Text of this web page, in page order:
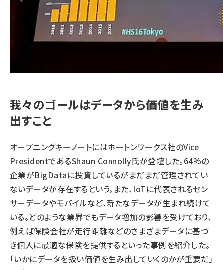
我々のゴールはデータから価値を生み
出すこと
オープニングキーノートにはホートンワークス社のVice
PresidentであるShaun Connolly氏が登壇した。64%の
企業がBigDataに投資しているがまだまだ管理されてい
ないデータが存在するという。また、IoTに代表されるセン
サーデータやモバイルなど、新たなデータが生まれ続けて
いる。どのような業界でもデータ増加の影響を受けており、
例えば保険会社が走行距離などのさまざまデータに基づ
き個人に最適な保険を提供するといった事例を紹介した。
「いかにデータを扱い価値を生み出していくのかが重要だ」